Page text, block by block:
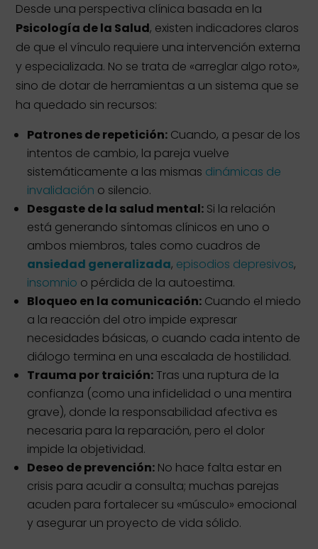
Desde una perspectiva clínica basada en la
Psicología de la Salud, existen indicadores claros
de que el vínculo requiere una intervención externa
y especializada. No se trata de «arreglar algo roto»,
sino de dotar de herramientas a un sistema que se
ha quedado sin recursos:
Patrones de repetición: Cuando, a pesar de los
intentos de cambio, la pareja vuelve
sistemáticamente a las mismas dinámicas de
invalidación o silencio.
Desgaste de la salud mental: Si la relación
está generando síntomas clínicos en uno o
ambos miembros, tales como cuadros de
ansiedad generalizada, episodios depresivos,
insomnio o pérdida de la autoestima.
Bloqueo en la comunicación: Cuando el miedo
a la reacción del otro impide expresar
necesidades básicas, o cuando cada intento de
diálogo termina en una escalada de hostilidad.
Trauma por traición: Tras una ruptura de la
confianza (como una infidelidad o una mentira
grave), donde la responsabilidad afectiva es
necesaria para la reparación, pero el dolor
impide la objetividad.
Deseo de prevención: No hace falta estar en
crisis para acudir a consulta; muchas parejas
acuden para fortalecer su «músculo» emocional
y asegurar un proyecto de vida sólido.